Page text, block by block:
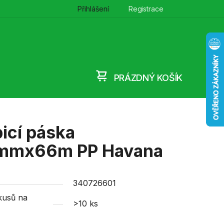
Přihlášení Registrace
PRÁZDNÝ KOŠÍK
páska
PP Havana
340726601
na
>10 ks